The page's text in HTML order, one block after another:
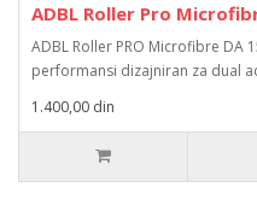
ADBL Roller Pro
ADBL Roller PRO Microfibre
performansi dizajniran za dual
1.400,00 din